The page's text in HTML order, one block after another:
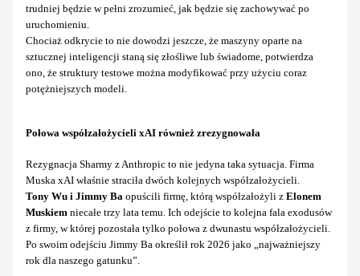
trudniej będzie w pełni zrozumieć, jak będzie się zachowywać po
uruchomieniu.
Chociaż odkrycie to nie dowodzi jeszcze, że maszyny oparte na
sztucznej inteligencji staną się złośliwe lub świadome, potwierdza
ono, że struktury testowe można modyfikować przy użyciu coraz
potężniejszych modeli.
Połowa współzałożycieli xAI również zrezygnowała
Rezygnacja Sharmy z Anthropic to nie jedyna taka sytuacja. Firma
Muska xAI właśnie straciła dwóch kolejnych współzałożycieli.
Tony Wu i Jimmy Ba opuścili firmę, którą współzałożyli z Elonem
Muskiem niecałe trzy lata temu. Ich odejście to kolejna fala exodusów
z firmy, w której pozostała tylko połowa z dwunastu współzałożycieli.
Po swoim odejściu Jimmy Ba określił rok 2026 jako „najważniejszy
rok dla naszego gatunku”.